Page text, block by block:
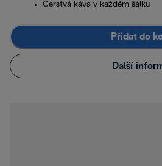
Čerstvá káva v každém šálku
Přidat do
Další